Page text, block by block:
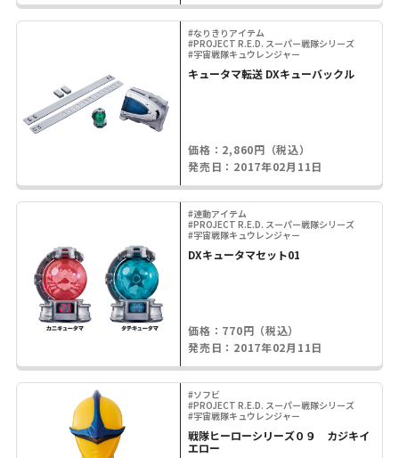
#なりきりアイテム
#PROJECT R.E.D. スーパー戦隊シリーズ
#宇宙戦隊キュウレンジャー
キュータマ転送 DXキューバックル
価格：2,860円（税込）
発売日：2017年02月11日
#連動アイテム
#PROJECT R.E.D. スーパー戦隊シリーズ
#宇宙戦隊キュウレンジャー
DXキュータマセット01
価格：770円（税込）
発売日：2017年02月11日
#ソフビ
#PROJECT R.E.D. スーパー戦隊シリーズ
#宇宙戦隊キュウレンジャー
戦隊ヒーローシリーズ０９ カジキイ
エロー